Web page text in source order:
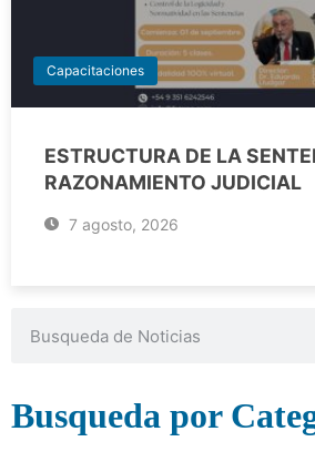
Capacitaciones
ESTRUCTURA DE LA
RAZONAMIENTO JUDICIAL
7 agosto, 2026
Busqueda por